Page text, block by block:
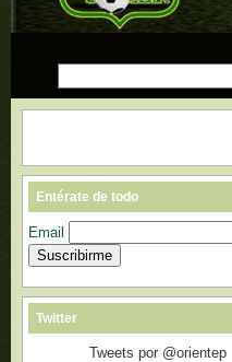
Entérate de todo
Email
Twitter
Tweets por @orientep